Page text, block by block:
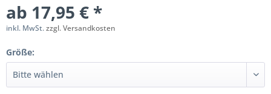
ab 17,95 € *
inkl. MwSt.zzgl. Versandkosten
Größe: